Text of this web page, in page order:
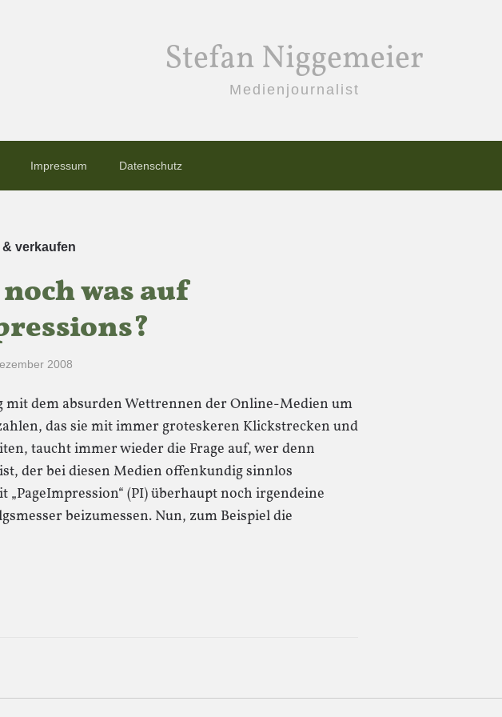
Stefan Niggemeier
Medienjournalist
Impressum Datenschutz
verkaufen
was auf
2008
mit dem absurden Wettrennen der Online-Medien um
das sie mit immer groteskeren Klickstrecken und
taucht immer wieder die Frage auf, wer denn
der bei diesen Medien offenkundig sinnlos
„PageImpression“ (PI) überhaupt noch irgendeine
beizumessen. Nun, zum Beispiel die